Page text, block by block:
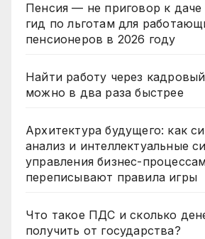
Пенсия — не приговор к даче
гид по льготам для
пенсионеров в 2026 году
Найти работу через
можно в два раза быстрее
Архитектура будущего: как
анализ и интеллектуальные
управления бизнес-
переписывают правила игры
Что такое ПДС и сколько
получить от государства?